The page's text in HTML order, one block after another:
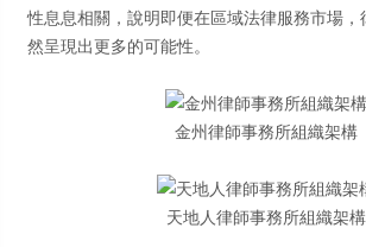
性息息相關，說明即便在區域法律服務市場，
然呈現出更多的可能性。
金州律師事務所組織架構
天地人律師事務所組織架構